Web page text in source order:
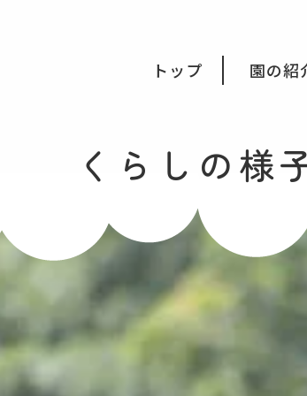
祉法人みつき福祉
トップ 園の紹
くらしの様